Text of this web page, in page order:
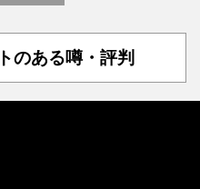
のある噂・評判